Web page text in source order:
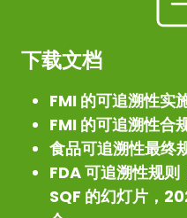
下载文档
FMI 的可追溯性实
FMI 的可追溯性合
食品可追溯性最终
FDA 可追溯性规
SQF 的幻灯片，